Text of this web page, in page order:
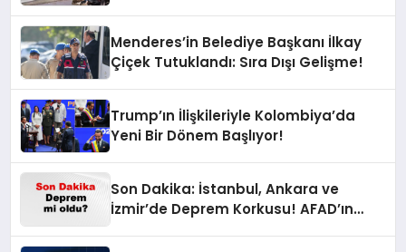
Menderes’in Belediye Başkanı İlkay
Çiçek Tutuklandı: Sıra Dışı Gelişme!
Trump’ın İlişkileriyle Kolombiya’da
Yeni Bir Dönem Başlıyor!
Son Dakika: İstanbul, Ankara ve
İzmir’de Deprem Korkusu! AFAD’ın